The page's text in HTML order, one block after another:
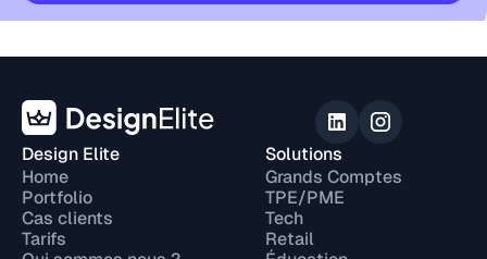
Design Elite
Home
Portfolio
Cas clients
Tarifs
Solutions
Grands Comptes
TPE/PME
Tech
Retail